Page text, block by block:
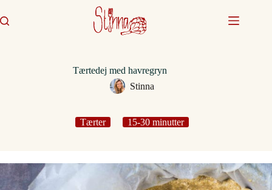
til
indhold
Tærtedej med havregryn
Stinna
Tærter 15-30 minutter